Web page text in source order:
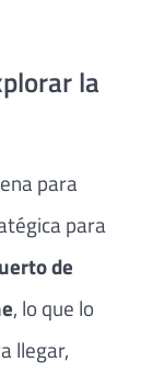
la
para
para
de
, lo que lo
llegar,